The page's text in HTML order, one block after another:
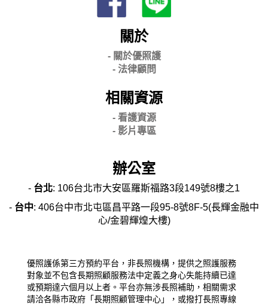
關於
- 關於優照護
- 法律顧問
相關資源
- 看護資源
- 影片專區
辦公室
- 台北: 106台北市大安區羅斯福路3段149號8樓之1
- 台中: 406台中市北屯區昌平路一段95-8號8F-5(長輝金融中
心/金碧輝煌大樓)
優照護係第三方預約平台，非長照機構，提供之照護服務
對象並不包含長期照顧服務法中定義之身心失能持續已達
或預期達六個月以上者。平台亦無涉長照補助，相關需求
請洽各縣市政府「長期照顧管理中心」，或撥打長照專線